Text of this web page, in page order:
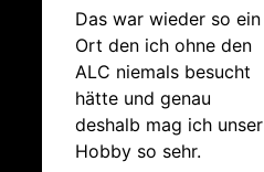
Das war wieder so ein
Ort den ich ohne den
ALC niemals besucht
hätte und genau
deshalb mag ich unser
Hobby so sehr.